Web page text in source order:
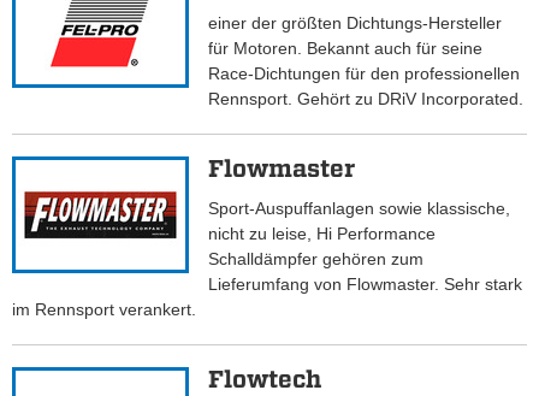
einer der größten Dichtungs-Hersteller
für Motoren. Bekannt auch für seine
Race-Dichtungen für den professionellen
Rennsport. Gehört zu DRiV Incorporated.
Flowmaster
Sport-Auspuffanlagen sowie klassische,
nicht zu leise, Hi Performance
Schalldämpfer gehören zum
Lieferumfang von Flowmaster. Sehr stark
im Rennsport verankert.
Flowtech